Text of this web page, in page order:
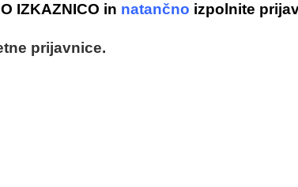
IZKAZNICO in natančno izpolnite
prijavnice.